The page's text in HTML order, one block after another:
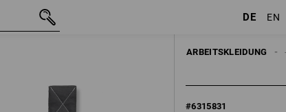
DE EN
ARBEITSKLEIDUNG
ACCESSOIRES
HERREN
#6315831
15,35 €